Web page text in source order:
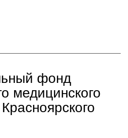
фонд
медицинского